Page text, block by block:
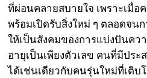
ที่ผ่อนคลายสบายใจ เพราะเมื่อ
พร้อมเปิดรับสิ่งใหม่ ๆ ตลอดจน
ให้เป็นสังคมของการแบ่งปันค
อายุเป็นเพียงตัวเลข คนที่มีปร
ได้เช่นเดียวกับคนรุ่นใหม่ที่เติบ